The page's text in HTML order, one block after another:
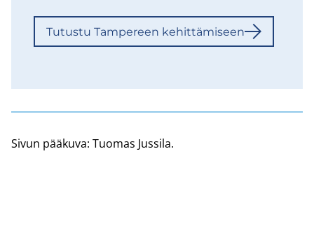
Tu­tus­tu Tam­pe­reen ke­hit­tä­mi­seen
Sivun pää­ku­va: Tuo­mas Jus­si­la.